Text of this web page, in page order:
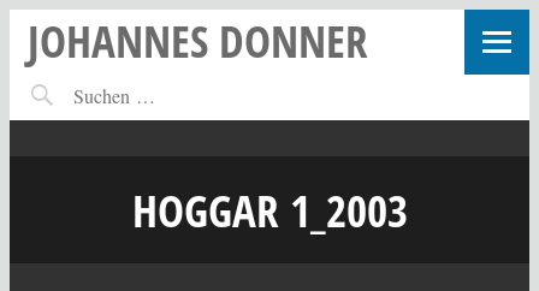
JOHANNES DONNER
HOGGAR 1_2003